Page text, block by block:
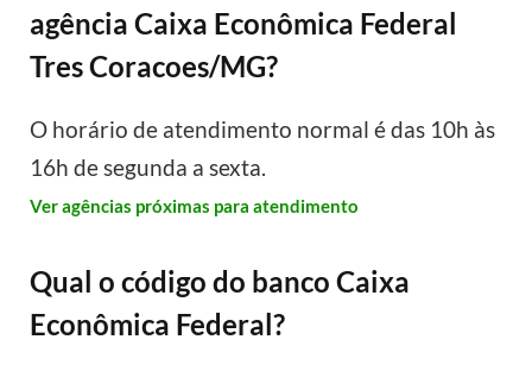
agência Caixa Econômica Federal
Tres Coracoes/MG?
O horário de atendimento normal é das 10h às
16h de segunda a sexta.
Ver agências próximas para atendimento
Qual o código do banco Caixa
Econômica Federal?